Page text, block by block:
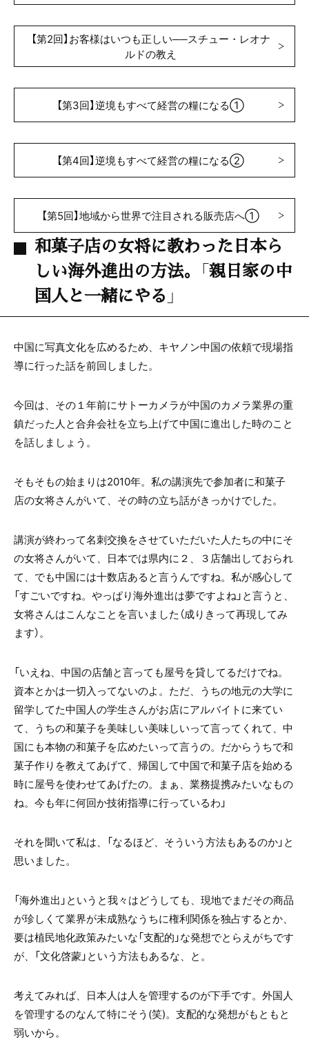
【第2回】お客様はいつも正しい──スチュー・レオナ
ルドの教え
【第3回】逆境もすべて経営の糧になる①
【第4回】逆境もすべて経営の糧になる②
【第5回】地域から世界で注目される販売店へ①
和菓子店の女将に教わった日本ら
しい海外進出の方法。「親日家の中
国人と一緒にやる」
中国に写真文化を広めるため、キヤノン中国の依頼で現場指
導に行った話を前回しました。
今回は、その１年前にサトーカメラが中国のカメラ業界の重
鎮だった人と合弁会社を立ち上げて中国に進出した時のこと
を話しましょう。
そもそもの始まりは2010年。私の講演先で参加者に和菓子
店の女将さんがいて、その時の立ち話がきっかけでした。
講演が終わって名刺交換をさせていただいた人たちの中にそ
の女将さんがいて、日本では県内に２、３店舗出しておられ
て、でも中国には十数店あると言うんですね。私が感心して
「すごいですね。やっぱり海外進出は夢ですよね」と言うと、
女将さんはこんなことを言いました（成りきって再現してみ
ます）。
「いえね、中国の店舗と言っても屋号を貸してるだけでね。
資本とかは一切入ってないのよ。ただ、うちの地元の大学に
留学してた中国人の学生さんがお店にアルバイトに来てい
て、うちの和菓子を美味しい美味しいって言ってくれて、中
国にも本物の和菓子を広めたいって言うの。だからうちで和
菓子作りを教えてあげて、帰国して中国で和菓子店を始める
時に屋号を使わせてあげたの。まぁ、業務提携みたいなもの
ね。今も年に何回か技術指導に行っているわ」
それを聞いて私は、「なるほど、そういう方法もあるのか」と
思いました。
「海外進出」というと我々はどうしても、現地でまだその商品
が珍しくて業界が未成熟なうちに権利関係を独占するとか、
要は植民地化政策みたいな「支配的」な発想でとらえがちです
が、「文化啓蒙」という方法もあるな、と。
考えてみれば、日本人は人を管理するのが下手です。外国人
を管理するのなんて特にそう(笑)。支配的な発想がもともと
弱いから。